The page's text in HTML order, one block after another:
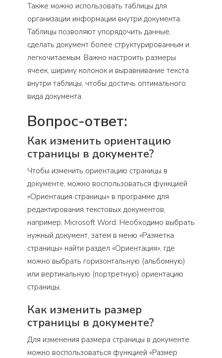
Также можно использовать таблицы для
организации информации внутри документа.
Таблицы позволяют упорядочить данные,
сделать документ более структурированным и
легкочитаемым. Важно настроить размеры
ячеек, ширину колонок и выравнивание текста
внутри таблицы, чтобы достичь оптимального
вида документа.
Вопрос-ответ:
Как изменить ориентацию
страницы в документе?
Чтобы изменить ориентацию страницы в
документе, можно воспользоваться функцией
«Ориентация страницы» в программе для
редактирования текстовых документов,
например, Microsoft Word. Необходимо выбрать
нужный документ, затем в меню «Разметка
страницы» найти раздел «Ориентация», где
можно выбрать горизонтальную (альбомную)
или вертикальную (портретную) ориентацию
страницы.
Как изменить размер
страницы в документе?
Для изменения размера страницы в документе
можно воспользоваться функцией «Размер